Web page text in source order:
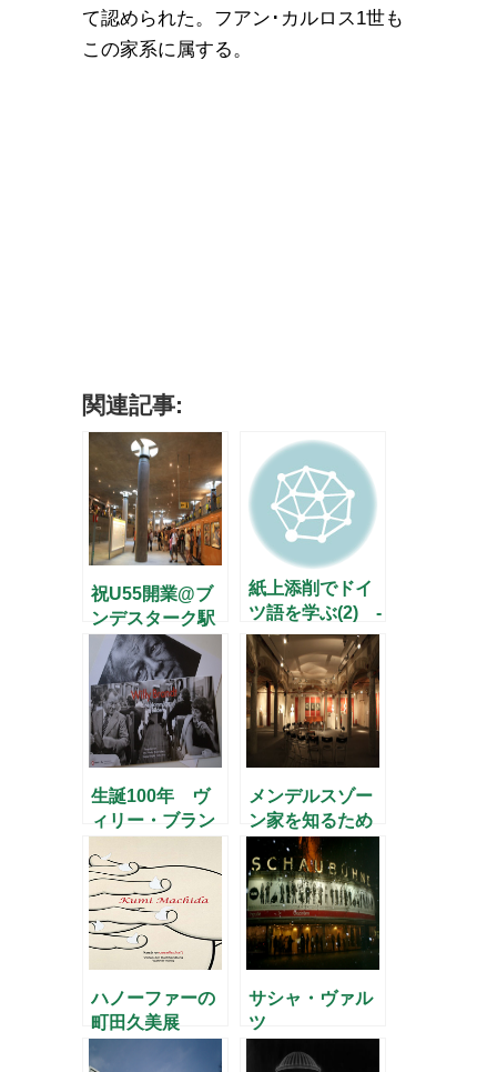
て認められた。フアン･カルロス1世も
この家系に属する。
関連記事:
祝U55開業@ブ
ンデスターク駅
紙上添削でドイ
ツ語を学ぶ(2) -
お茶の水・湯島
(1) –
生誕100年 ヴ
ィリー・ブラン
メンデルスゾー
ン家を知るため
に
ハノーファーの
町田久美展
サシャ・ヴァル
ツ